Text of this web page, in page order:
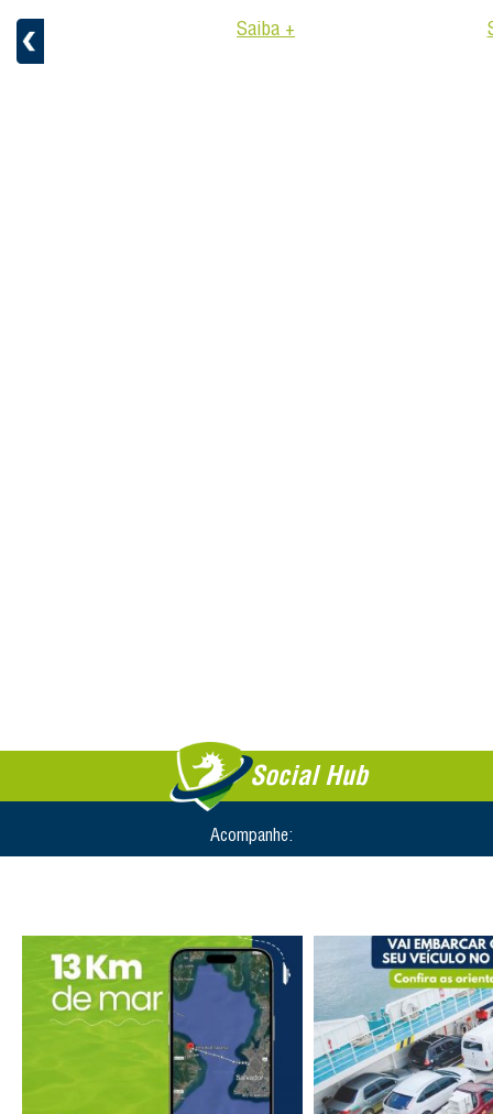
+
Saiba +
Social Hub
Acompanhe: